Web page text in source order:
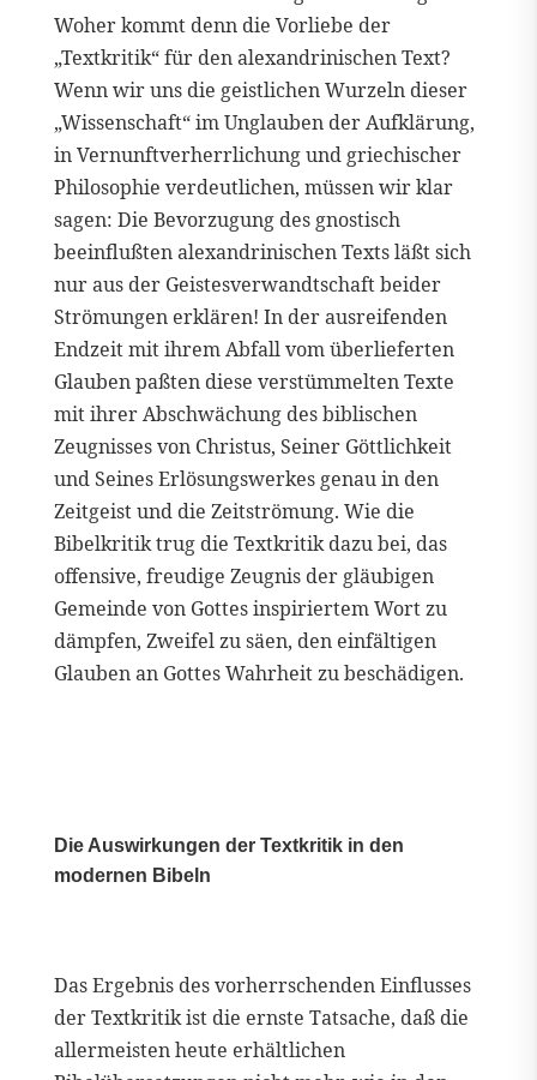
Woher kommt denn die Vorliebe der
„Textkritik“ für den alexandrinischen Text?
Wenn wir uns die geistlichen Wurzeln dieser
„Wissenschaft“ im Unglauben der Aufklärung,
in Vernunftverherrlichung und griechischer
Philosophie verdeutlichen, müssen wir klar
sagen: Die Bevorzugung des gnostisch
beeinflußten alexandrinischen Texts läßt sich
nur aus der Geistesverwandtschaft beider
Strömungen erklären! In der ausreifenden
Endzeit mit ihrem Abfall vom überlieferten
Glauben paßten diese verstümmelten Texte
mit ihrer Abschwächung des biblischen
Zeugnisses von Christus, Seiner Göttlichkeit
und Seines Erlösungswerkes genau in den
Zeitgeist und die Zeitströmung. Wie die
Bibelkritik trug die Textkritik dazu bei, das
offensive, freudige Zeugnis der gläubigen
Gemeinde von Gottes inspiriertem Wort zu
dämpfen, Zweifel zu säen, den einfältigen
Glauben an Gottes Wahrheit zu beschädigen.
Die Auswirkungen der Textkritik in den
modernen Bibeln
Das Ergebnis des vorherrschenden Einflusses
der Textkritik ist die ernste Tatsache, daß die
allermeisten heute erhältlichen